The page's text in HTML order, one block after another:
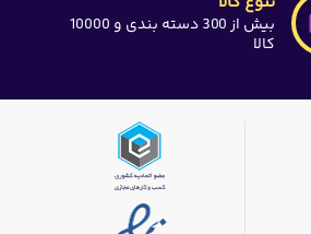
بیش از 300 دسته بندی و 10000
کالا